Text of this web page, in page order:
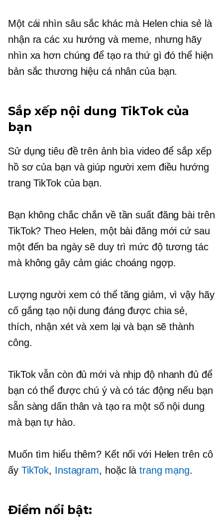
Một cái nhìn sâu sắc khác mà Helen chia sẻ là
nhận ra các xu hướng và meme, nhưng hãy
nhìn xa hơn chúng để tạo ra thứ gì đó thể hiện
bản sắc thương hiệu cá nhân của bạn.
Sắp xếp nội dung TikTok của
bạn
Sử dụng tiêu đề trên ảnh bìa video để sắp xếp
hồ sơ của bạn và giúp người xem điều hướng
trang TikTok của bạn.
Bạn không chắc chắn về tần suất đăng bài trên
TikTok? Theo Helen, một bài đăng mới cứ sau
một đến ba ngày sẽ duy trì mức độ tương tác
mà không gây cảm giác choáng ngợp.
Lượng người xem có thể tăng giảm, vì vậy hãy
cố gắng tạo nội dung đáng được chia sẻ,
thích, nhận xét và xem lại và bạn sẽ thành
công.
TikTok vẫn còn đủ mới và nhịp độ nhanh đủ để
bạn có thể được chú ý và có tác động nếu bạn
sẵn sàng dấn thân và tạo ra một số nội dung
mà bạn tự hào.
Muốn tìm hiểu thêm? Kết nối với Helen trên cô
ấy TikTok, Instagram, hoặc làtrang mạng.
Điểm nổi bật: